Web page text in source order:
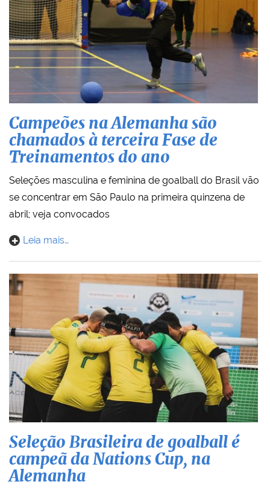
Campeões na Alemanha são
chamados à terceira Fase de
Treinamentos do ano
Seleções masculina e feminina de goalball do Brasil vão
se concentrar em São Paulo na primeira quinzena de
abril; veja convocados
Leia mais…
Seleção Brasileira de goalball é
campeã da Nations Cup, na
Alemanha